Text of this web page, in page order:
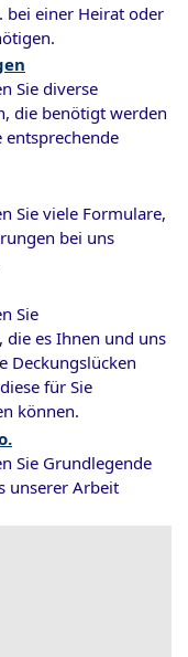
bei einer Heirat oder
Sie diverse
die benötigt werden
entsprechende
Sie viele Formulare,
bei uns
Sie
die es Ihnen und uns
Deckungslücken
für Sie
können.
Sie Grundlegende
unserer Arbeit